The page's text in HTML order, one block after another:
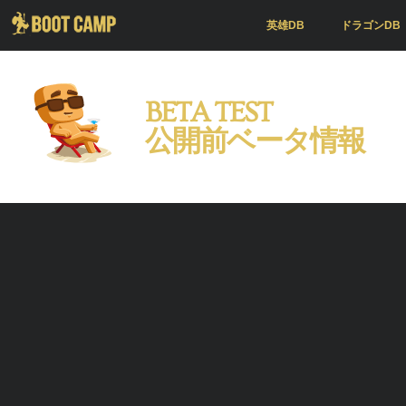
英雄DB ドラゴンDB
BETA TEST
公開前ベータ情報